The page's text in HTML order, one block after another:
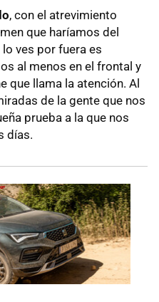
, con el atrevimiento
que haríamos del
ves por fuera es
al menos en el frontal y
que llama la atención. Al
de la gente que nos
prueba a la que nos
días.